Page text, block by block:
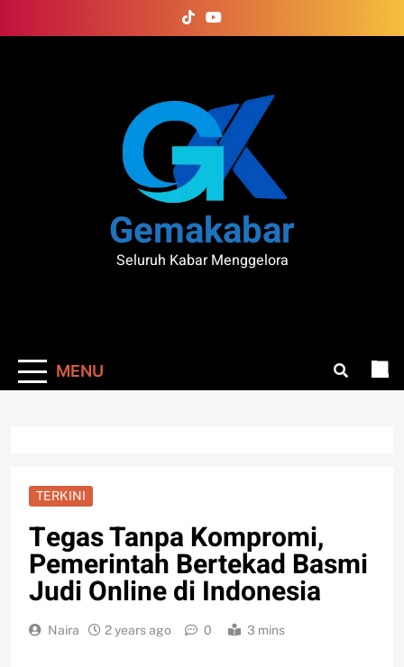
to
Gemakabar
Seluruh Kabar Menggelora
MENU
TERKINI
Tegas Tanpa Kompromi,
Pemerintah Bertekad Basmi
Judi Online di Indonesia
Naira 2 years ago 0 3 mins